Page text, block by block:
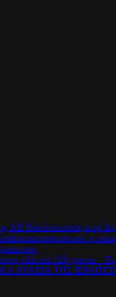
ΑΒ Βασιλόπουλος στην
ανακοίνωσε ο
εδώ και 126 χρόνια –
ΛΥΚΕΙΑ ΤΗΣ